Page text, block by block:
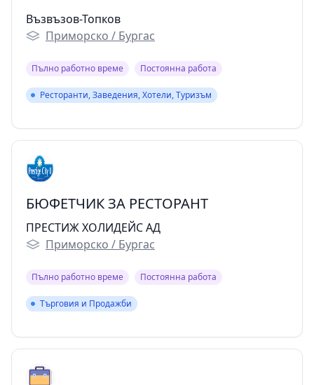
Възвъзов-Топков
Приморско / Бургас
Пълно работно време Постоянна работа
Ресторанти, Заведения, Хотели, Туризъм
Ресторанти, Заведения, Хотели, Туризъм
БЮФЕТЧИК ЗА РЕСТОРАНТ
ПРЕСТИЖ ХОЛИДЕЙС АД
Приморско / Бургас
Пълно работно време Постоянна работа
Търговия и Продажби
Търговия и Продажби